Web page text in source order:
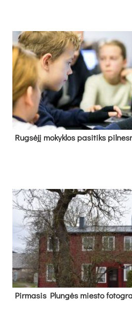
Rug­sė­jį mo­kyk­los pa­si­tiks
Pir­ma­sis Plun­gės mies­to